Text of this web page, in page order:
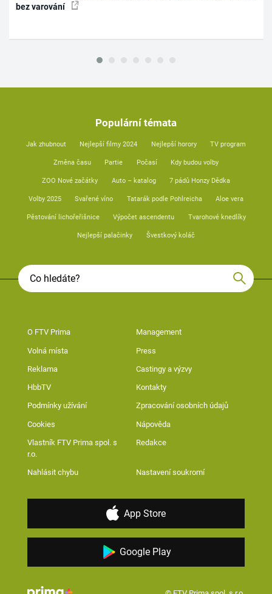
bez varování
Populární témata
Jak zhubnout Nejlepší filmy 2024 Nejlepší horory TV program
Změna času Partie Počasí Kdy budou volby
ZOO Nové začátky Auto – katalog 7 pádů Honzy Dědka
Volby 2025 Svařené víno Tatarák podle Pohlreicha Aloe vera
Pěstování lichořeřišnice Výpočet ascendentu Tvarohové knedlíky
Nejlepší palačinky Švestkový koláč
O FTV Prima Management
Volná místa Press
Reklama Castingy a výzvy
HbbTV Kontakty
Podmínky užívání Zpracování osobních údajů
Cookies Nápověda
Vlastník FTV Prima spol. s
r.o.
Redakce
Nahlásit chybu Nastavení soukromí
App Store
Google Play